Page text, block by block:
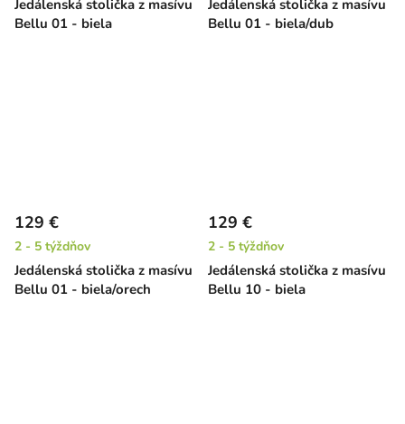
Jedálenská stolička z masívu
Bellu 01 - biela
Jedálenská stolička z masívu
Bellu 01 - biela/dub
Jedálenská stolička z masívu
Bellu 01 - biela/orech
129 €
2 - 5 týždňov
Jedálenská stolička z masívu
Bellu 10 - biela
129 €
2 - 5 týždňov